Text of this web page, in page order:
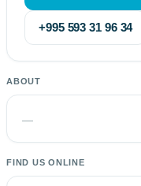
+995 593 31 96 34
ABOUT
—
FIND US ONLINE